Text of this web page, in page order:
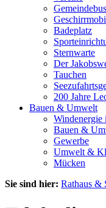
Gemeindebus
Badeplatz
Sternwarte
Der
Tauchen
200 Jahre
Bauen & Umwelt
Windenergie
Bauen &
Gewerbe
Umwelt &
Mücken
Sie sind hier: Rathaus &